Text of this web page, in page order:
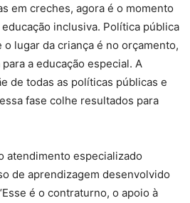
em creches, agora é o momento
inclusiva. Política pública
o lugar da criança é no orçamento,
a educação especial. A
de todas as políticas públicas e
fase colhe resultados para
atendimento especializado
de aprendizagem desenvolvido
é o contraturno, o apoio à